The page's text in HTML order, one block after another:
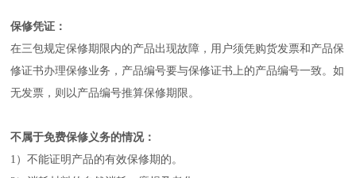
保修凭证：
在三包规定保修期限内的产品出现故障，用户须凭购货发票和产品保
修证书办理保修业务，产品编号要与保修证书上的产品编号一致。如
无发票，则以产品编号推算保修期限。
不属于免费保修义务的情况：
1）不能证明产品的有效保修期的。